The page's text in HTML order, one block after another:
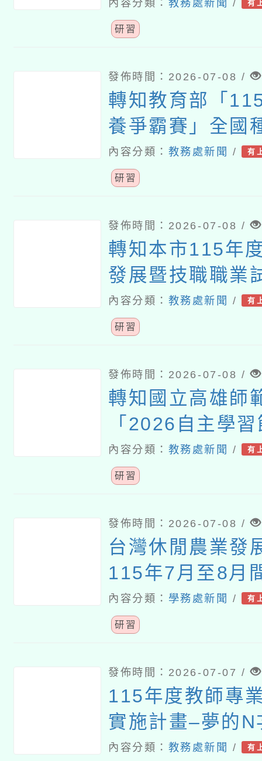
內容分類： 教務處新聞 / 有
研習
發佈時間：2026-07-08 /
轉知教育部「
養爭霸賽」全國
程研習計畫
內容分類： 教務處新聞 / 有
研習
發佈時間：2026-07-08 /
轉知本市115年
發展暨技職職業
根夏令營」招生
內容分類： 教務處新聞 / 有
研習
發佈時間：2026-07-08 /
轉知國立高雄師
「2026自主學
教與學研討會」
內容分類： 教務處新聞 / 有
研習
發佈時間：2026-07-08 /
台灣休閒農業發
115年7月至8月
師食農體驗交流
研習」活動
內容分類： 學務處新聞 / 有
研習
發佈時間：2026-07-07 /
115年度教師專
實施計畫–夢的
作坊–中二區(南
內容分類： 教務處新聞 / 有